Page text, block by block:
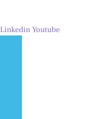
Linkedin Youtube